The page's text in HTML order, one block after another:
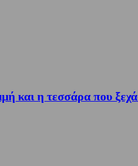
και η τεσσάρα που